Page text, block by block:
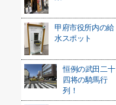
甲府市役所内の給
水スポット
恒例の武田二十
四将の騎馬行
列！